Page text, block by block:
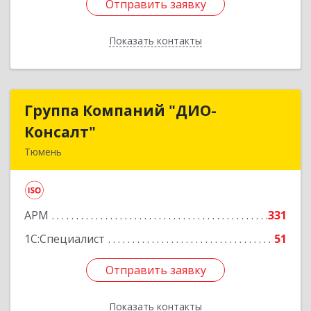
Отправить заявку
Показать контакты
Отправить заявку
Назад
Группа Компаний "ДИО-
Консалт"
Тюмень
АРМ
331
1С:Специалист
51
Отправить заявку
Показать контакты
Группа Компаний "ДИО-
Подробнее
Отправить заявку
Назад